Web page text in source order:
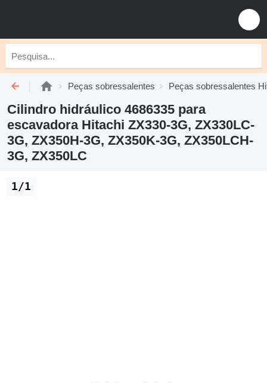
Peças sobressalentes Peças sobressalentes
Cilindro hidráulico 4686335 para
escavadora Hitachi ZX330-3G, ZX330LC-
3G, ZX350H-3G, ZX350K-3G, ZX350LCH-
3G, ZX350LC
1/1